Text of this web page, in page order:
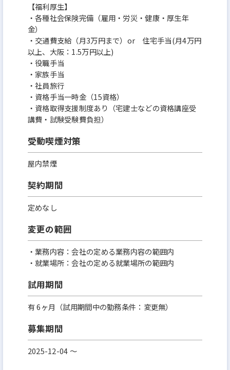
【福利厚生】
・各種社会保険完備（雇⽤・労災・健康・厚⽣年
⾦）
・交通費⽀給（⽉3万円まで）or 住宅⼿当(⽉4万円
以上、⼤阪：1.5万円以上)
・役職⼿当
・家族⼿当
・社員旅⾏
‧資格⼿当⼀時⾦（15資格）
・資格取得⽀援制度あり（宅建⼠などの資格講座受
講費・試験受験費負担）
受動喫煙対策
屋内禁煙
契約期間
定めなし
変更の範囲
・業務内容：会社の定める業務内容の範囲内
・就業場所：会社の定める就業場所の範囲内
試用期間
有 6ヶ月（試用期間中の勤務条件：変更無）
募集期間
2025-12-04 〜